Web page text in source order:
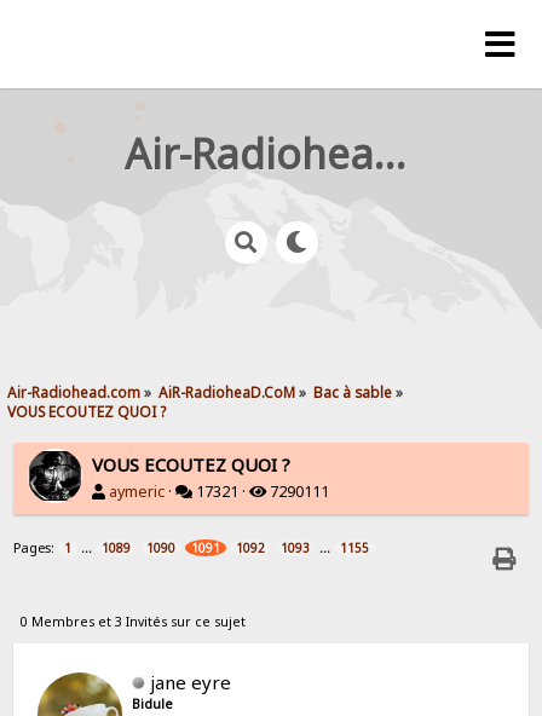
Air-Radiohead.com
Air-Radiohead.com» AiR-RadioheaD.CoM» Bac à sable»
VOUS ECOUTEZ QUOI ?
VOUS ECOUTEZ QUOI ?
aymeric · 17321 · 7290111
Pages: 1 ... 1089 1090 1091 1092 1093 ... 1155
0 Membres et 3 Invités sur ce sujet
jane eyre
Bidule